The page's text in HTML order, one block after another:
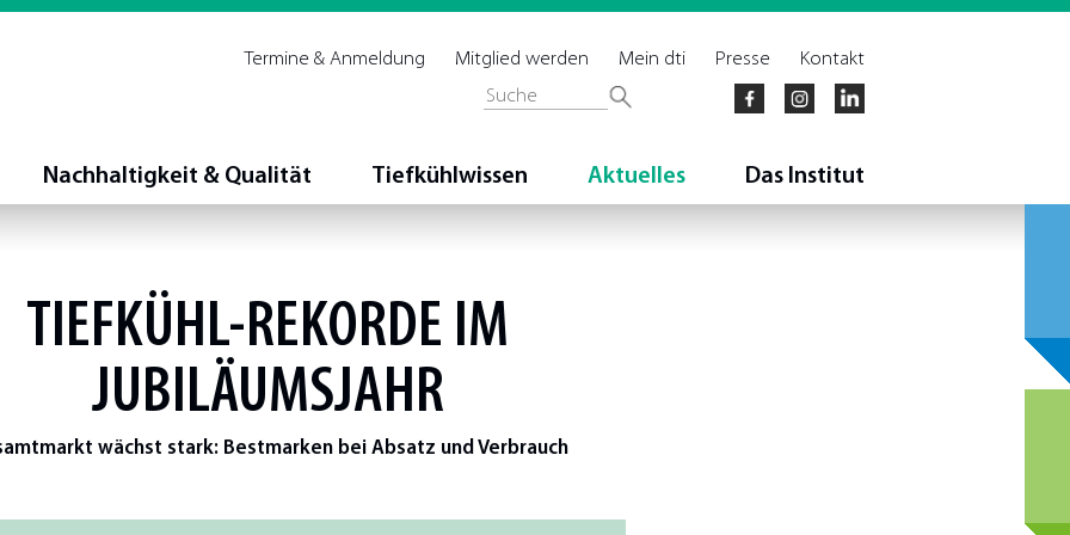
Kontakt
Presse
Mein dti
Mitglied werden
Termine & Anmeldung
Nachhaltigkeit & Qualität Tiefkühlwissen Aktuelles Das Institut
TIEFKÜHL-REKORDE IM
JUBILÄUMSJAHR
wächst stark: Bestmarken bei Absatz und Verbrauch